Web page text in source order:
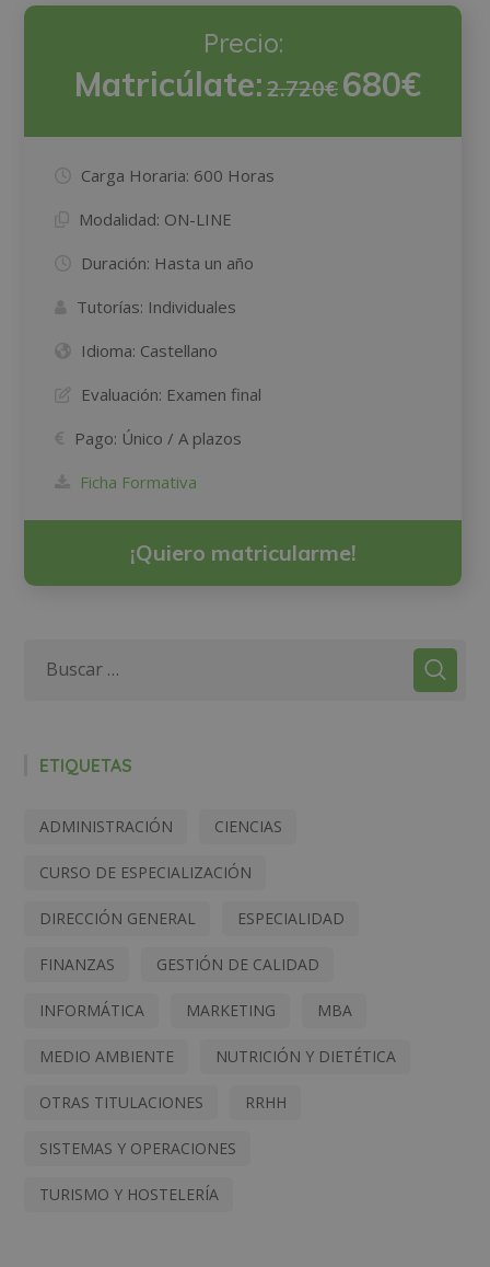
Precio:
Matricúlate:2.720€ 680€
Carga Horaria: 600 Horas
Modalidad: ON-LINE
Duración: Hasta un año
Tutorías: Individuales
Idioma: Castellano
Evaluación: Examen final
Pago: Único / A plazos
Ficha Formativa
¡Quiero matricularme!
ETIQUETAS
ADMINISTRACIÓN CIENCIAS
CURSO DE ESPECIALIZACIÓN
DIRECCIÓN GENERAL ESPECIALIDAD
FINANZAS GESTIÓN DE CALIDAD
INFORMÁTICA MARKETING MBA
MEDIO AMBIENTE NUTRICIÓN Y DIETÉTICA
OTRAS TITULACIONES RRHH
SISTEMAS Y OPERACIONES
TURISMO Y HOSTELERÍA